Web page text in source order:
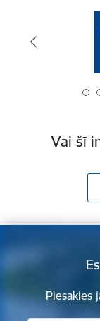
Vai šī
Piesakies